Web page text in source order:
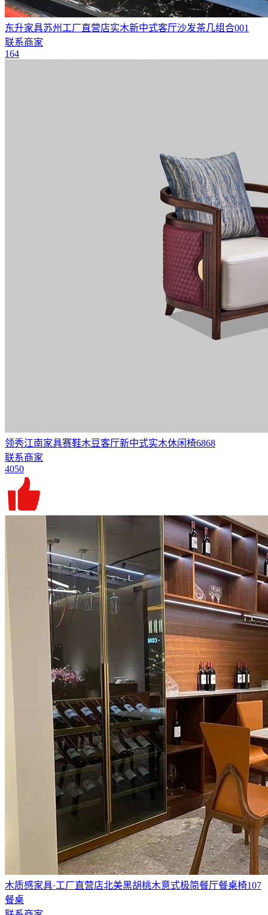
东升家具苏州工厂直营店实木新中式客厅沙发茶几组合001
联系商家
164
领秀江南家具赛鞋木豆客厅新中式实木休闲椅6868
联系商家
4050
木质感家具·工厂直营店北美黑胡桃木意式极简餐厅餐桌椅107
餐桌